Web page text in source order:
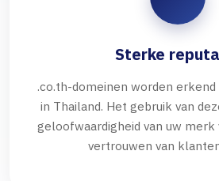
Sterke
.co.th-domeinen worden
in Thailand. Het gebruik van
geloofwaardigheid van uw
vertrouwen van